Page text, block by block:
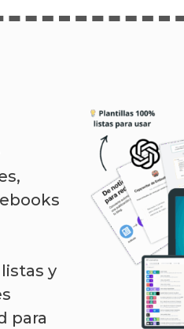
y
para